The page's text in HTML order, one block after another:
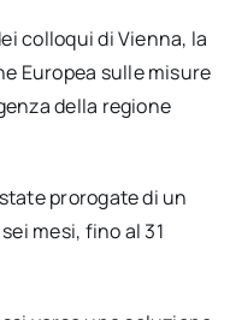
colloqui di Vienna, la
Europea sulle misure
della regione
prorogate di un
mesi, fino al 31